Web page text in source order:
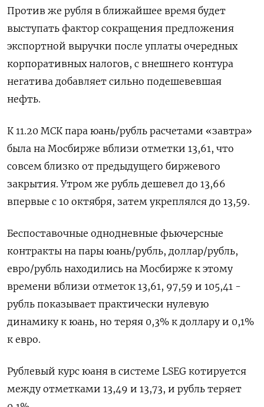
Против же рубля в ближайшее время будет
выступать фактор сокращения предложения
экспортной выручки после уплаты очередных
корпоративных налогов, с внешнего контура
негатива добавляет сильно подешевевшая
нефть.
К 11.20 МСК пара юань/рубль расчетами «завтра»
была на Мосбирже вблизи отметки 13,61, что
совсем близко от предыдущего биржевого
закрытия. Утром же рубль дешевел до 13,66
впервые с 10 октября, затем укреплялся до 13,59.
Беспоставочные однодневные фьючерсные
контракты на пары юань/рубль, доллар/рубль,
евро/рубль находились на Мосбирже к этому
времени вблизи отметок 13,61, 97,59 и 105,41 -
рубль показывает практически нулевую
динамику к юань, но теряя 0,3% к доллару и 0,1%
к евро.
Рублевый курс юаня в системе LSEG котируется
между отметками 13,49 и 13,73, и рубль теряет